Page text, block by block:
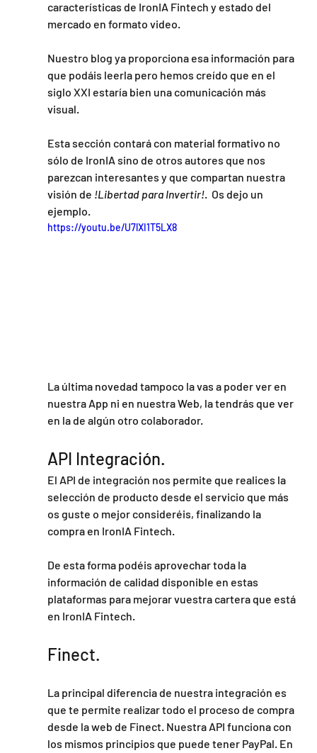
características de IronIA Fintech y estado del
mercado en formato video.
Nuestro blog ya proporciona esa información para
que podáis leerla pero hemos creído que en el
siglo XXI estaría bien una comunicación más
visual.
Esta sección contará con material formativo no
sólo de IronIA sino de otros autores que nos
parezcan interesantes y que compartan nuestra
visión de !Libertad para Invertir!.  Os dejo un
ejemplo.
https://youtu.be/U7lXI1T5LX8
La última novedad tampoco la vas a poder ver en
nuestra App ni en nuestra Web, la tendrás que ver
en la de algún otro colaborador.
API Integración.
El API de integración nos permite que realices la
selección de producto desde el servicio que más
os guste o mejor consideréis, finalizando la
compra en IronIA Fintech.
De esta forma podéis aprovechar toda la
información de calidad disponible en estas
plataformas para mejorar vuestra cartera que está
en IronIA Fintech.
Finect.
La principal diferencia de nuestra integración es
que te permite realizar todo el proceso de compra
desde la web de Finect. Nuestra API funciona con
los mismos principios que puede tener PayPal. En